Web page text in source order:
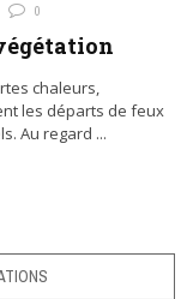
0
chaleurs,
les départs de feux
Au regard ...